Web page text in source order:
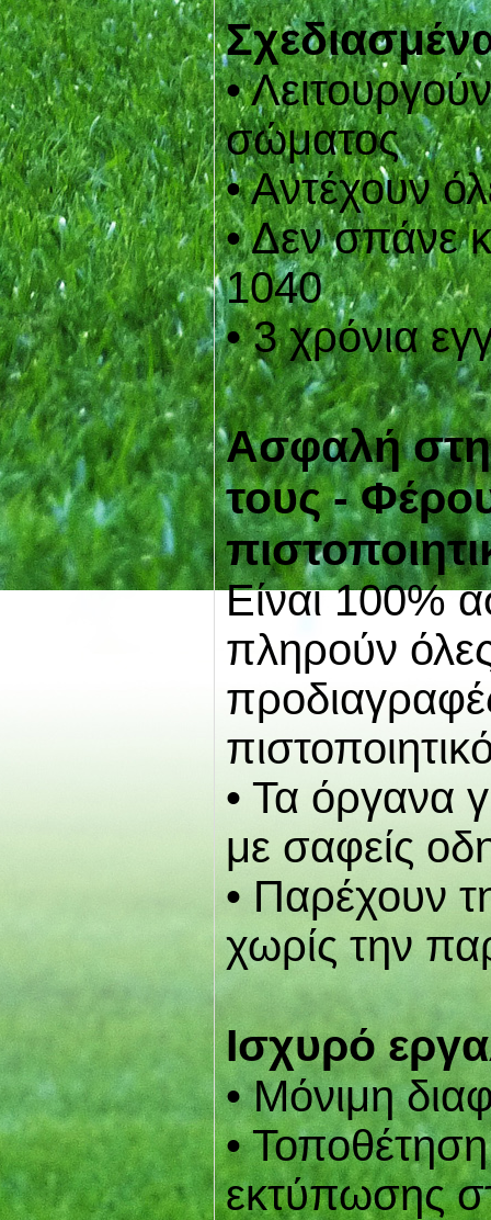
•
σώματος
• Αντέχουν
• Δεν σπάνε
1040
• 3 χρόνια
Ασφαλή στη
τους -
Είναι 100%
πληρούν
• Τα όργανα
με σαφείς
• Παρέχουν
χωρίς την
Ισχυρό
• Μόνιμη
•
εκτύπωσης